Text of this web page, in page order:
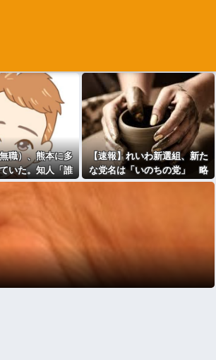
職）、熊本に多
いた。知人「誰
くてもいい、と
てない」
【速報】れいわ新選組、新た
な党名は「いのちの党」 略
称は「いのち」 [135853815]